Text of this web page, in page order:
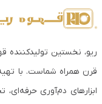
قرن همراه شماست. با
ابزارهای دم‌آوری